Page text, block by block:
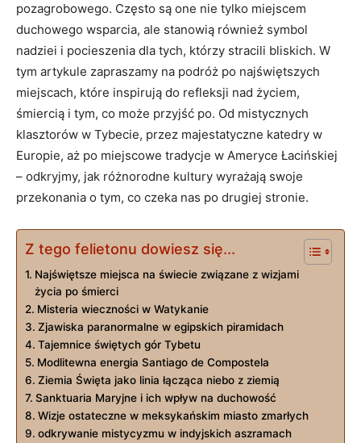
pozagrobowego. Często są one nie tylko miejscem
duchowego wsparcia, ale stanowią również symbol
nadziei i pocieszenia dla tych, którzy stracili bliskich. W
tym artykule zapraszamy na podróż po najświętszych
miejscach, które inspirują do refleksji nad życiem,
śmiercią i tym, co może przyjść po. Od mistycznych
klasztorów w Tybecie, przez majestatyczne katedry w
Europie, aż po miejscowe tradycje w Ameryce Łacińskiej
– odkryjmy, jak różnorodne kultury wyrażają swoje
przekonania o tym, co czeka nas po drugiej stronie.
Z tego felietonu dowiesz się...
Najświętsze miejsca na świecie związane z wizjami
życia po śmierci
Misteria wieczności w Watykanie
Zjawiska paranormalne w egipskich piramidach
Tajemnice świętych gór Tybetu
Modlitewna energia Santiago de Compostela
Ziemia Święta jako linia łącząca niebo z ziemią
Sanktuaria Maryjne i ich wpływ na duchowość
Wizje ostateczne w meksykańskim miasto zmarłych
odkrywanie mistycyzmu w indyjskich aszramach